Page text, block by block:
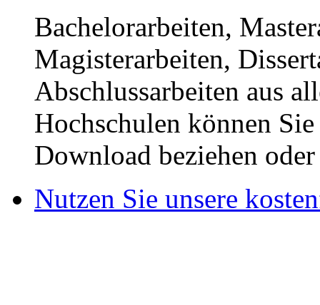
Bachelorarbeiten,
Magisterarbeiten,
Abschlussarbeiten aus
Hochschulen können
Download beziehen
Nutzen Sie unsere